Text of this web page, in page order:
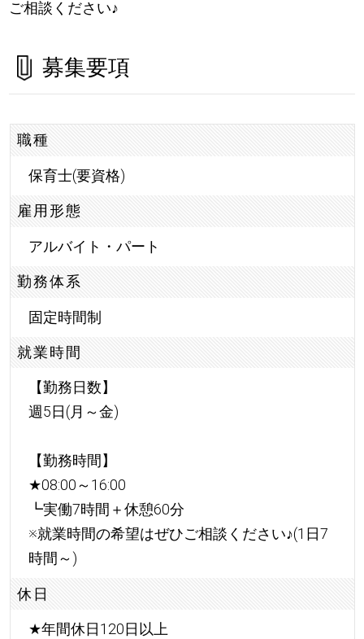
ご相談ください♪
募集要項
職種
保育士(要資格)
雇用形態
アルバイト・パート
勤務体系
固定時間制
就業時間
【勤務日数】
週5日(月～金)
【勤務時間】
★08:00～16:00
┗実働7時間＋休憩60分
※就業時間の希望はぜひご相談ください♪(1日7
時間～)
休日
★年間休日120日以上